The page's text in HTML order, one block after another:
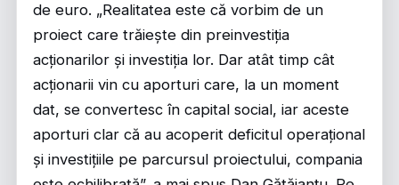
de euro. „Realitatea este că vorbim de un
proiect care trăiește din preinvestiția
acționarilor și investiția lor. Dar atât timp cât
acționarii vin cu aporturi care, la un moment
dat, se convertesc în capital social, iar aceste
aporturi clar că au acoperit deficitul operațional
și investițiile pe parcursul proiectului, compania